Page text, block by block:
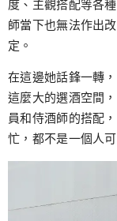
度、主觀搭配等各
師當下也無法作出
定。
在這邊她話鋒一轉
這麼大的選酒空間
員和侍酒師的搭配
忙，都不是一個人可